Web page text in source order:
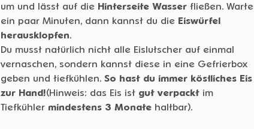
um und lässt auf die Hinterseite Wasser fließen. Warte
ein paar Minuten, dann kannst du die Eiswürfel
herausklopfen.
Du musst natürlich nicht alle Eislutscher auf einmal
vernaschen, sondern kannst diese in eine Gefrierbox
geben und tiefkühlen. So hast du immer köstliches Eis
zur Hand!(Hinweis: das Eis ist gut verpackt im
Tiefkühler mindestens 3 Monate haltbar).